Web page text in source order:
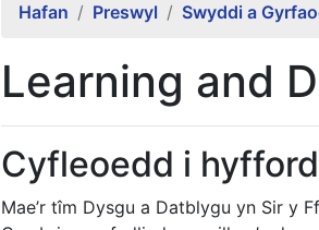
Hafan Preswyl Swyddi a
Learning and
Cyfleoedd i
Mae’r tîm Dysgu a Datblygu yn Sir y